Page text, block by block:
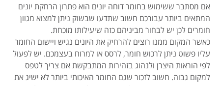
אם מסתבר ששימוש בחומר דוחה יונים הוא פתרון הרחקת יונים
המתאים ביותר עבורכם חשוב שתדעו שבשוק ניתן למצוא מגוון
חומרים לכן יש לבחור מביניהם כזה שיעילותו מוכחת.
כאשר המקום ממנו רוצים להרחיק את היונים נגיש ויישום החומר
עליו פשוט ניתן לרכוש חומר, לרסס או למרוח בעצמכם. יש לפעול
לפי הוראות היצרן ולנהוג בזהירות המתבקשת אם צריך לטפס
למקום גבוה. חשוב לזכור שגם החומר האיכותי ביותר לא ישיג את